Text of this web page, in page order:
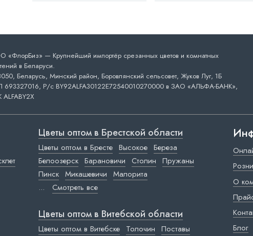
«ФлорБиз» — Крупнейший импортёр срезанных цветов и комнатных
в Беларуси.
Беларусь, Минский район, Боровлянский сельсовет, Жуков Луг, 1Б
693327016, Р/с BY92ALFA30122E72540010270000 в ЗАО «АЛЬФА-БАНК»,
ALFABY2X
Цветы оптом в Брестской области
Цветы оптом в Бресте Высокое Береза
Белоозерск Барановичи Столин Пружаны
Пинск Микашевичи Малорита
... Смотреть все
Цветы оптом в Витебской области
Цветы оптом в Витебске Толочин Поставы
О
Блог